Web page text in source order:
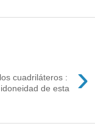
›
cuadriláteros :
de esta